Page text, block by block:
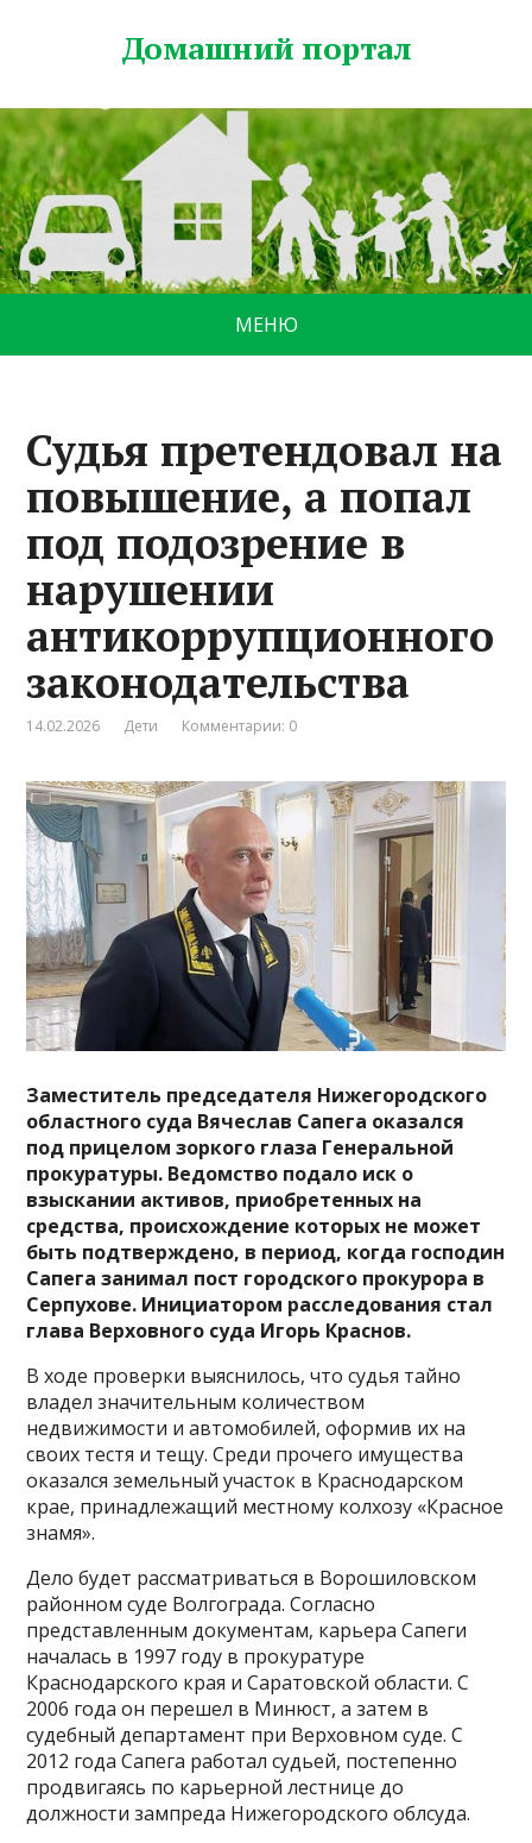
Домашний портал
МЕНЮ
Судья претендовал на
повышение, а попал
под подозрение в
нарушении
антикоррупционного
законодательства
14.02.2026 Дети Комментарии: 0
Заместитель председателя Нижегородского
областного суда Вячеслав Сапега оказался
под прицелом зоркого глаза Генеральной
прокуратуры. Ведомство подало иск о
взыскании активов, приобретенных на
средства, происхождение которых не может
быть подтверждено, в период, когда господин
Сапега занимал пост городского прокурора в
Серпухове. Инициатором расследования стал
глава Верховного суда Игорь Краснов.
В ходе проверки выяснилось, что судья тайно
владел значительным количеством
недвижимости и автомобилей, оформив их на
своих тестя и тещу. Среди прочего имущества
оказался земельный участок в Краснодарском
крае, принадлежащий местному колхозу «Красное
знамя».
Дело будет рассматриваться в Ворошиловском
районном суде Волгограда. Согласно
представленным документам, карьера Сапеги
началась в 1997 году в прокуратуре
Краснодарского края и Саратовской области. С
2006 года он перешел в Минюст, а затем в
судебный департамент при Верховном суде. С
2012 года Сапега работал судьей, постепенно
продвигаясь по карьерной лестнице до
должности зампреда Нижегородского облсуда.